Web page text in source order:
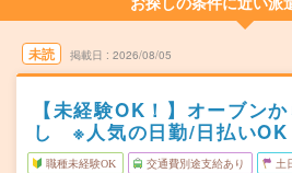
未読 掲載日 2026/08/05
【未経験OK！】オーブン
し ※人気の日勤/日払いOK
職種未経験OK 交通費別途支給あり 土